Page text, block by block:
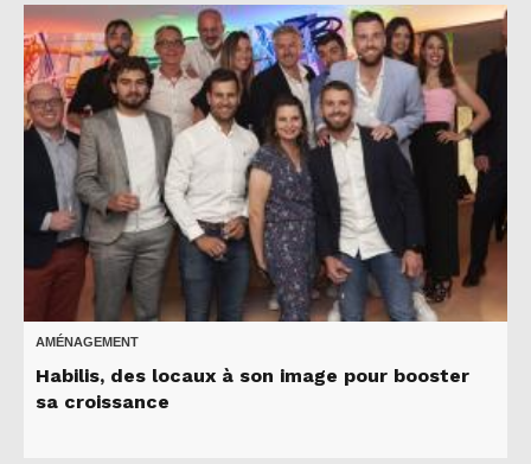
AMÉNAGEMENT
Habilis, des locaux à son image pour booster
sa croissance